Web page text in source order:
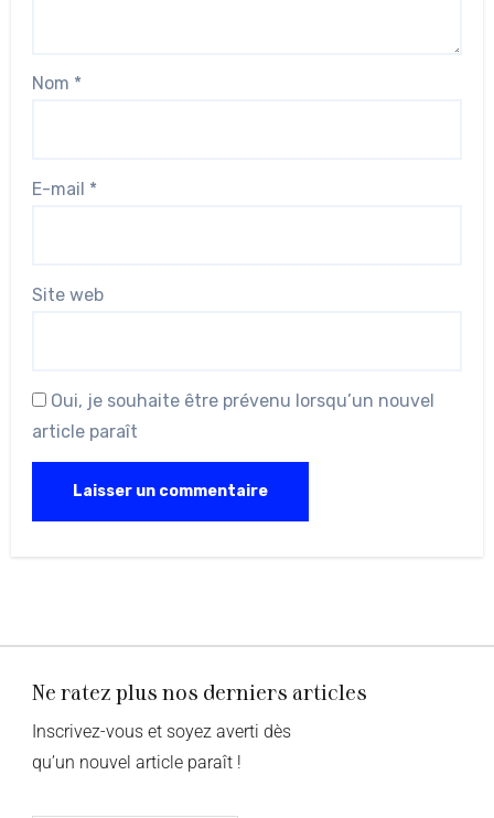
Nom *
E-mail *
Site web
Oui, je souhaite être prévenu lorsqu’un nouvel
article paraît
Ne ratez plus nos derniers articles
Inscrivez-vous et soyez averti dès
qu’un nouvel article paraît !